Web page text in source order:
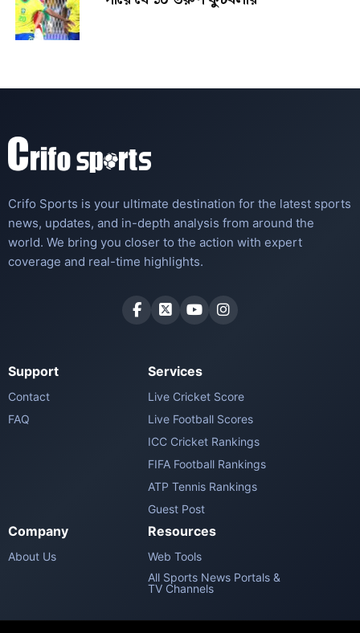
Crifo Sports is your ultimate destination for the latest sports
news, updates, and in-depth analysis from around the
world. We bring you closer to the action with expert
coverage and real-time highlights.
Support
Contact
FAQ
Services
Live Cricket Score
Live Football Scores
ICC Cricket Rankings
FIFA Football Rankings
ATP Tennis Rankings
Guest Post
Company
About Us
Resources
Web Tools
All Sports News Portals &
TV Channels